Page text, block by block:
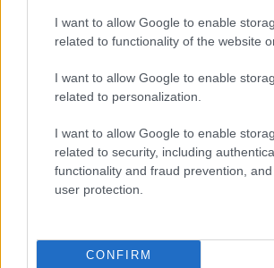
I want to allow Google to enable
related to functionality of the website
I want to allow Google to enable
related to personalization.
I want to allow Google to enable
related to security, including
functionality and fraud prevention,
user protection.
CONFIRM
A fuoco un deposito con
vigili del fuoco a Rudalza
Maddalena, incendio a Monti